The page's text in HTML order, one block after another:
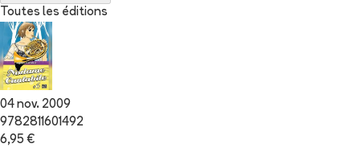
Toutes les éditions
04 nov. 2009
9782811601492
6,95 €